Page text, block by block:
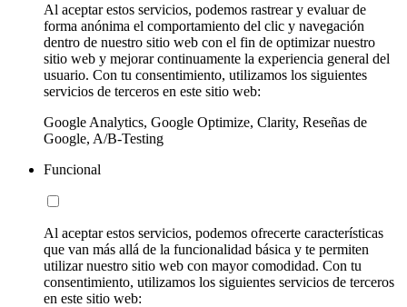
Al aceptar estos servicios, podemos rastrear y evaluar de
forma anónima el comportamiento del clic y navegación
dentro de nuestro sitio web con el fin de optimizar nuestro
sitio web y mejorar continuamente la experiencia general del
usuario. Con tu consentimiento, utilizamos los siguientes
servicios de terceros en este sitio web:
Google Analytics, Google Optimize, Clarity, Reseñas de
Google, A/B-Testing
Funcional
Al aceptar estos servicios, podemos ofrecerte características
que van más allá de la funcionalidad básica y te permiten
utilizar nuestro sitio web con mayor comodidad. Con tu
consentimiento, utilizamos los siguientes servicios de terceros
en este sitio web: